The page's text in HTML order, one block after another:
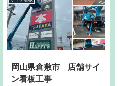
岡山県倉敷市 店舗サイ
ン看板工事